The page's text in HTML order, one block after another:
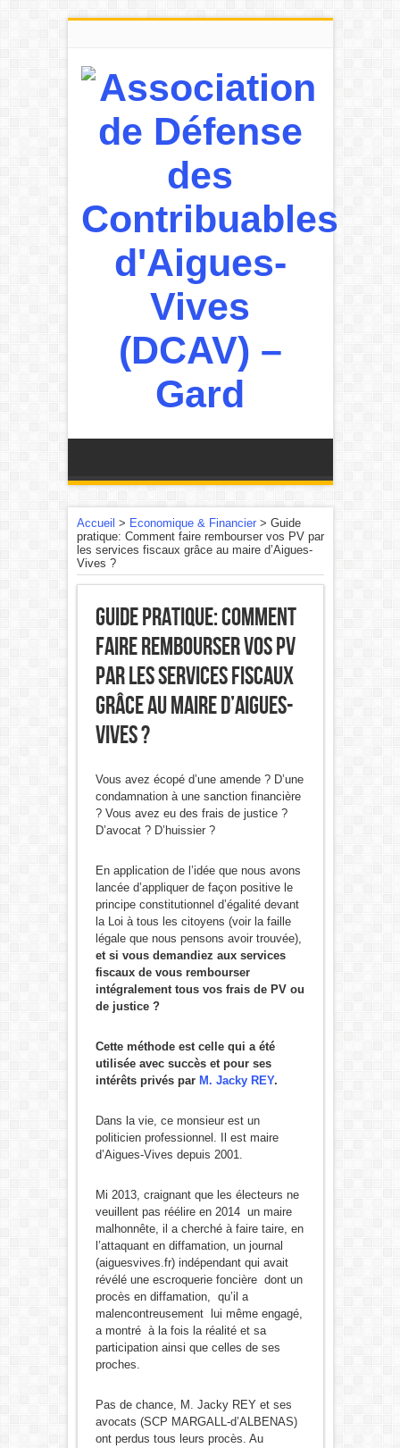
Accueil > Economique & Financier> Guide
pratique: Comment faire rembourser vos PV par
les services fiscaux grâce au maire d’Aigues-
Vives ?
Guide pratique: Comment
faire rembourser vos PV
par les services fiscaux
grâce au maire d’Aigues-
Vives ?
Vous avez écopé d’une amende ? D’une
condamnation à une sanction financière
? Vous avez eu des frais de justice ?
D’avocat ? D’huissier ?
En application de l’idée que nous avons
lancée d’appliquer de façon positive le
principe constitutionnel d’égalité devant
la Loi à tous les citoyens (voir la faille
légale que nous pensons avoir trouvée),
et si vous demandiez aux services
fiscaux de vous rembourser
intégralement tous vos frais de PV ou
de justice ?
Cette méthode est celle qui a été
utilisée avec succès et pour ses
intérêts privés par M. Jacky REY.
Dans la vie, ce monsieur est un
politicien professionnel. Il est maire
d’Aigues-Vives depuis 2001.
Mi 2013, craignant que les électeurs ne
veuillent pas réélire en 2014 un maire
malhonnête, il a cherché à faire taire, en
l’attaquant en diffamation, un journal
(aiguesvives.fr) indépendant qui avait
révélé une escroquerie foncière dont un
procès en diffamation, qu’il a
malencontreusement lui même engagé,
a montré à la fois la réalité et sa
participation ainsi que celles de ses
proches.
Pas de chance, M. Jacky REY et ses
avocats (SCP MARGALL-d’ALBENAS)
ont perdus tous leurs procès. Au